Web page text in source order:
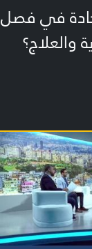
في فصل
والعلاج؟